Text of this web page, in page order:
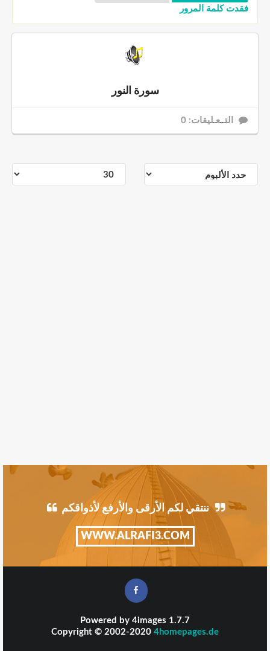
فقدت كلمة المرور
سورة النور
التــعـليقات: 0
ننتقي لكم الأرقى والأرفع لأذواقكم
WWW.ALRAFI3.COM
Powered by 4images 1.7.7
Copyright © 2002-2020 4homepages.de